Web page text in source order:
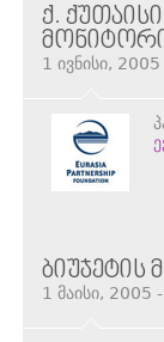
Ქ.
1 ივნისი,
ᲑᲘᲣᲯᲔᲢᲘᲡ
1 მაისი, 2005